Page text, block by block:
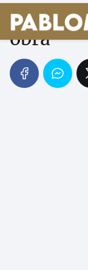
Mário
obra